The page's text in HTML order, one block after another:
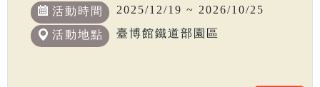
活動時間 2025/12/19 ~ 2026/10/25
活動地點 臺博館鐵道部園區